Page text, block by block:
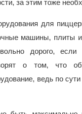
за этим тоже
для
машины, плиты
дорого, если
о том, что
ведь по сути